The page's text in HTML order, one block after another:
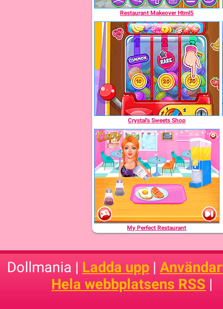
Restaurant Makeover Html5
Crystal's Sweets Shop
My Perfect Restaurant
Dollmania | Ladda upp |
Hela webbplatsens RSS |